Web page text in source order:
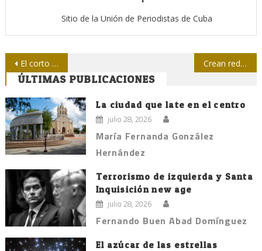
Sitio de la Unión de Periodistas de Cuba
Navegación
de
entradas
El corto pico de Twitter para Cuba Crean red de comunicadores nucleares
ÚLTIMAS PUBLICACIONES
La ciudad que late en el centro
julio 28, 2026
María Fernanda González
Hernández
Terrorismo de izquierda y Santa
Inquisición new age
julio 28, 2026
Fernando Buen Abad Domínguez
El azúcar de las estrellas